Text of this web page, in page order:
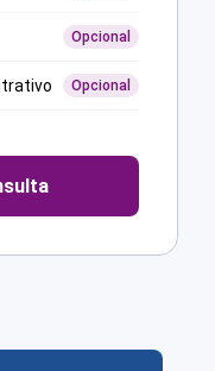
Opcional
Opcional